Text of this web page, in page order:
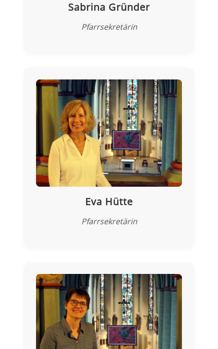
Sabrina Gründer
Pfarrsekretärin
Eva Hütte
Pfarrsekretärin